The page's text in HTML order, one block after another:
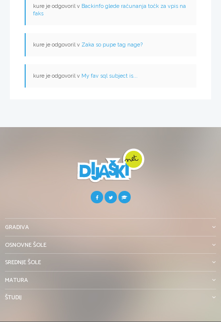
kure je odgovoril v Backinfo glede računanja točk za vpis na
faks
kure je odgovoril v Zaka so pupe tag nage?
kure je odgovoril v My fav sql subject is...
GRADIVA
OSNOVNE ŠOLE
SREDNJE ŠOLE
MATURA
ŠTUDIJ